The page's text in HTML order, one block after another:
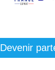
Devenir